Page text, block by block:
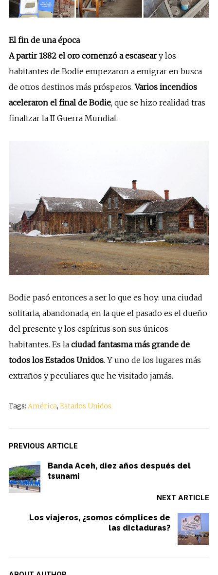
El fin de una época
A partir 1882 el oro comenzó a escaseary los
habitantes de Bodie empezaron a emigrar en busca
de otros destinos más prósperos.Varios incendios
aceleraron el final de Bodie, que se hizo realidad tras
finalizar la II Guerra Mundial.
Bodie pasó entonces a ser lo que es hoy: una ciudad
solitaria, abandonada, en la que el pasado es el dueño
del presente y los espíritus son sus únicos
habitantes. Es la ciudad fantasma más grande de
todos los Estados Unidos. Y uno de los lugares más
extraños y peculiares que he visitado jamás.
Tags: América, Estados Unidos
PREVIOUS ARTICLE
Banda Aceh, diez años después del
tsunami
NEXT ARTICLE
Los viajeros, ¿somos cómplices de
las dictaduras?